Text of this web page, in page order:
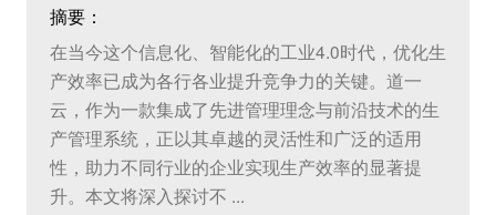
摘要：
在当今这个信息化、智能化的工业4.0时代，优化生
产效率已成为各行各业提升竞争力的关键。道一
云，作为一款集成了先进管理理念与前沿技术的生
产管理系统，正以其卓越的灵活性和广泛的适用
性，助力不同行业的企业实现生产效率的显著提
升。本文将深入探讨不 ...